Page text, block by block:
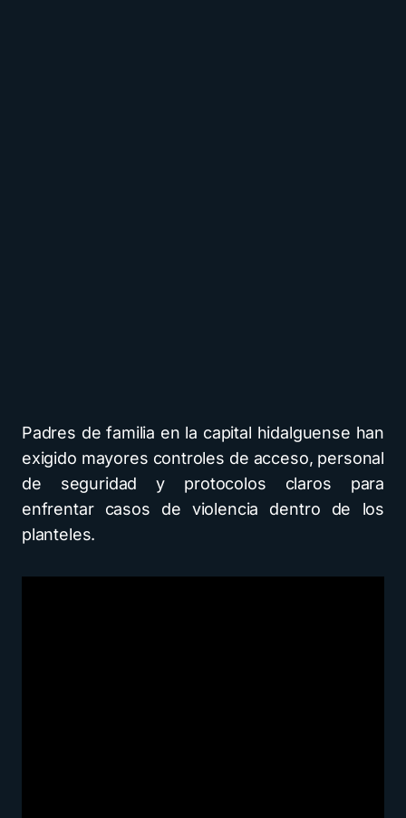
Padres de familia en la capital hidalguense han
exigido mayores controles de acceso, personal
de seguridad y protocolos claros para
enfrentar casos de violencia dentro de los
planteles.